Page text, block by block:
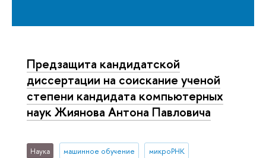
Предзащита кандидатской
диссертации на соискание ученой
степени кандидата компьютерных
наук Жиянова Антона Павловича
Наука машинное обучение микроРНК